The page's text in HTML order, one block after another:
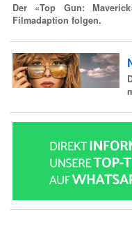
Der «Top Gun:
Filmadaption folgen.